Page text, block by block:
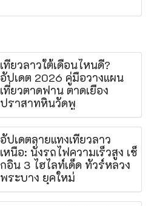
เที่ยวลาวใต้เดือนไหนดี?
อัปเดต 2026 คู่มือวางแผน
เที่ยวตาดฟาน ตาดเยือง
ปราสาทหินวัดพู
อัปเดตลายแทงเที่ยวลาว
เหนือ: นั่งรถไฟความเร็วสูง เช็
กอิน 3 ไฮไลท์เด็ด ทัวร์หลวง
พระบาง ยุคใหม่